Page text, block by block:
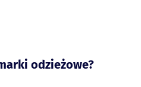
odzieżowe?